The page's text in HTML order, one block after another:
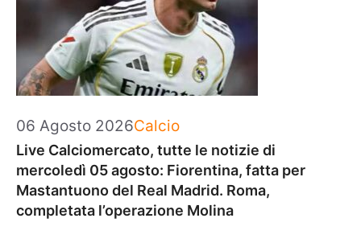
06 Agosto 2026Categorie
Calcio
Live Calciomercato, tutte le notizie di
mercoledì 05 agosto: Fiorentina, fatta per
Mastantuono del Real Madrid. Roma,
completata l’operazione Molina